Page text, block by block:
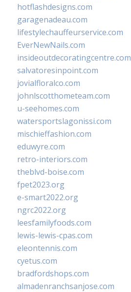
hotflashdesigns.com
garagenadeau.com
lifestylechauffeurservice.com
EverNewNails.com
insideoutdecoratingcentre.com
salvatoresinpoint.com
jovialfloralco.com
johnlscotthometeam.com
u-seehomes.com
watersportslagonissi.com
mischieffashion.com
eduwyre.com
retro-interiors.com
theblvd-boise.com
fpet2023.org
e-smart2022.org
ngrc2022.org
leesfamilyfoods.com
lewis-lewis-cpas.com
eleontennis.com
cyetus.com
bradfordshops.com
almadenranchsanjose.com